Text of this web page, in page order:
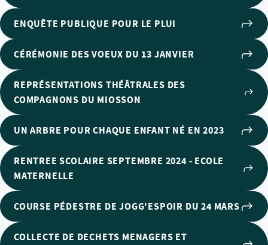
ENQUÊTE PUBLIQUE POUR LE PLUI
CÉRÉMONIE DES VOEUX DU 13 JANVIER
REPRÉSENTATIONS THÉÂTRALES DES
COMPAGNONS DU MIOSSON
UN ARBRE POUR CHAQUE ENFANT NÉ EN 2023
RENTREE SCOLAIRE SEPTEMBRE 2024 - ECOLE
MATERNELLE
COURSE PÉDESTRE DE JOGG'ESPOIR DU 24 MARS
COLLECTE DE DECHETS MENAGERS ET